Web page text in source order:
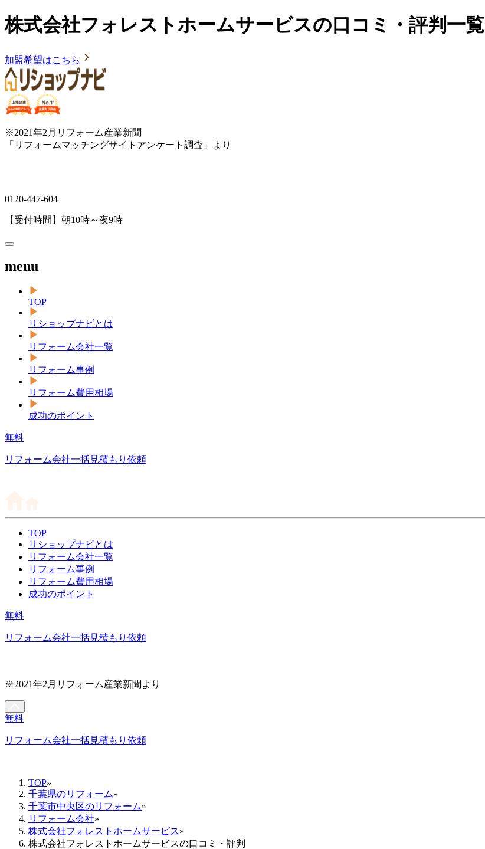
株式会社フォレストホームサービスの口コミ・評判一覧
加盟希望はこちら
※2021年2月リフォーム産業新聞
「リフォームマッチングサイトアンケート調査」より
0120-447-604
【受付時間】朝10時～夜9時
menu
TOP
リショップナビとは
リフォーム会社一覧
リフォーム事例
リフォーム費用相場
成功のポイント
無料
リフォーム会社一括見積もり依頼
TOP
リショップナビとは
リフォーム会社一覧
リフォーム事例
リフォーム費用相場
成功のポイント
無料
リフォーム会社一括見積もり依頼
※2021年2月リフォーム産業新聞より
無料
リフォーム会社一括見積もり依頼
TOP»
千葉県のリフォーム»
千葉市中央区のリフォーム»
リフォーム会社»
株式会社フォレストホームサービス»
株式会社フォレストホームサービスの口コミ・評判